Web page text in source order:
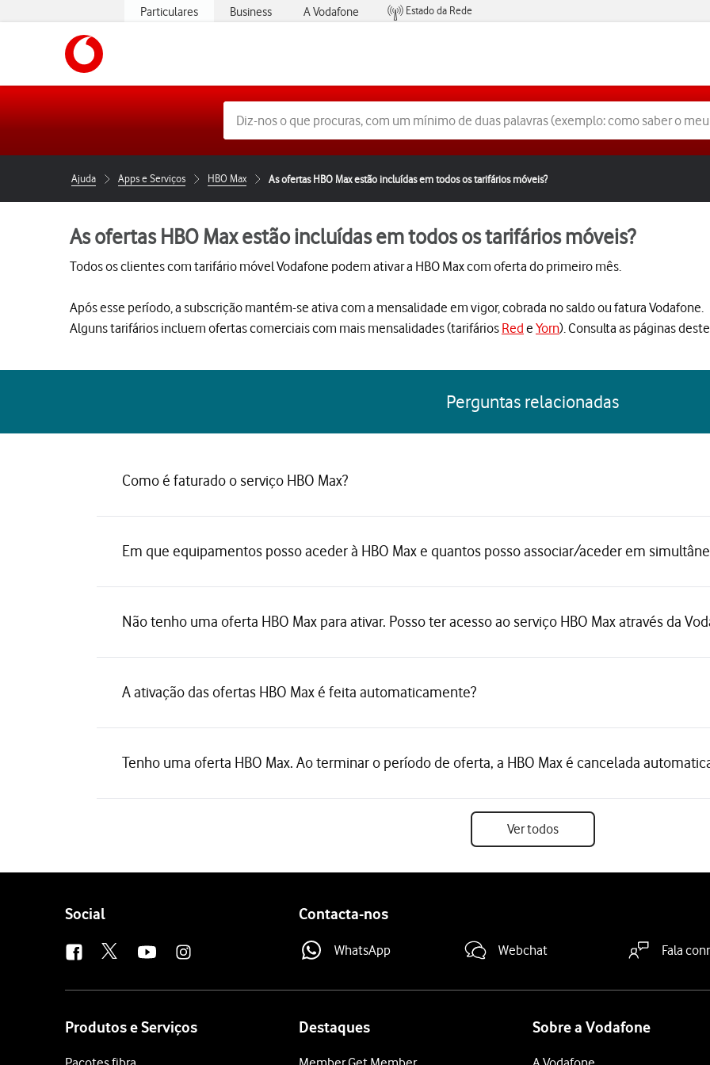
Particulares Business A Vodafone
Estado da Rede
Ajuda Apps e Serviços HBO Max As ofertas HBO Max estão incluídas em todos os tarifários móveis?
As ofertas HBO Max estão incluídas em todos os tarifários móveis?
Todos os clientes com tarifário móvel Vodafone podem ativar a HBO Max com oferta do primeiro mês.
Após esse período, a subscrição mantém-se ativa com a mensalidade em vigor, cobrada no saldo ou fatura Vodafone.
Alguns tarifários incluem ofertas comerciais com mais mensalidades (tarifáriosRedeYorn). Consulta as páginas
Perguntas relacionadas
Como é faturado o serviço HBO Max?
Em que equipamentos posso aceder à HBO Max e quantos posso associar/aceder em
Não tenho uma oferta HBO Max para ativar. Posso ter acesso ao serviço HBO Max através da
A ativação das ofertas HBO Max é feita automaticamente?
Tenho uma oferta HBO Max. Ao terminar o período de oferta, a HBO Max é cancelada
Ver todos
Follow
Social Contacta-nos
WhatsApp Webchat Fala
Produtos e Serviços Destaques Sobre a Vodafone